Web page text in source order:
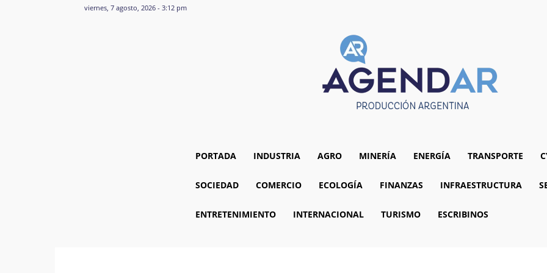
viernes, 7 agosto, 2026 - 3:12 pm
PORTADA INDUSTRIA AGRO MINERÍA ENERGÍA TRANSPORTE
SOCIEDAD COMERCIO ECOLOGÍA FINANZAS INFRAESTRUCTURA
ENTRETENIMIENTO INTERNACIONAL TURISMO ESCRIBINOS